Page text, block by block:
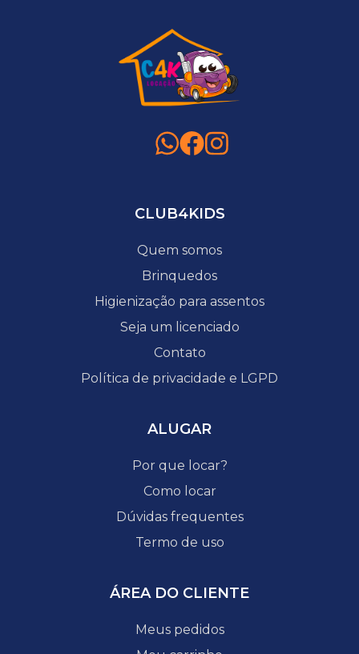
CLUB4KIDS
Quem somos
Brinquedos
Higienização para assentos
Seja um licenciado
Contato
Política de privacidade e LGPD
ALUGAR
Por que locar?
Como locar
Dúvidas frequentes
Termo de uso
ÁREA DO CLIENTE
Meus pedidos